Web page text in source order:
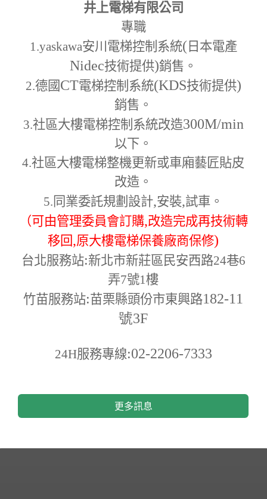
井上電梯有限公司
專職
1.yaskawa安川電梯控制系統( 日本電產
Nidec技術提供)銷售。
2.德國 CT電梯控制系統(KDS技術提供)
銷售。
3.社區大樓電梯控制系統改造300M/min
以下。
4.社區大樓電梯整機更新或車廂藝匠貼皮
改造。
5. 同業委託規劃設計,安裝,試車。
（可由管理委員會訂購,改造完成再技術轉
移回,原大樓電梯保養廠商保修)
台北服務站:新北市新莊區民安西路24巷6
弄7號1樓
竹苗服務站:苗栗縣頭份市東興路182-11
號3F
24H服務專線:02-2206-7333
更多訊息